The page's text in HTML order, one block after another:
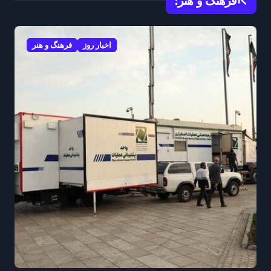
اخبار روز فرهنگ و هنر